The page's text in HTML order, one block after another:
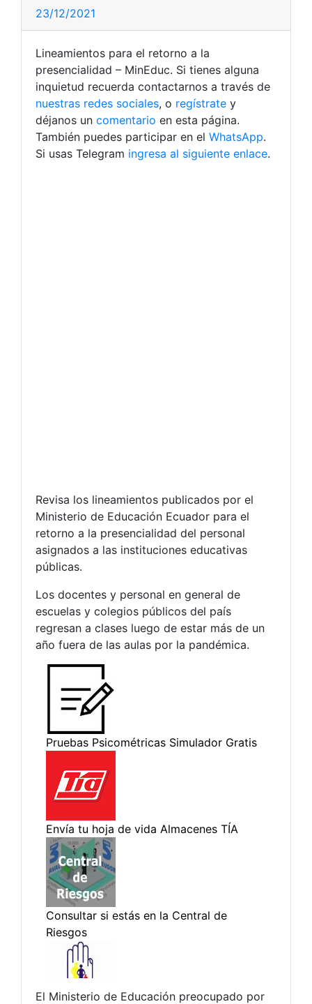
23/12/2021
Lineamientos para el retorno a la
presencialidad – MinEduc. Si tienes alguna
inquietud recuerda contactarnos a través de
nuestras redes sociales, o regístrate y
déjanos un comentario en esta página.
También puedes participar en el WhatsApp.
Si usas Telegram ingresa al siguiente enlace.
Revisa los lineamientos publicados por el
Ministerio de Educación Ecuador para el
retorno a la presencialidad del personal
asignados a las instituciones educativas
públicas.
Los docentes y personal en general de
escuelas y colegios públicos del país
regresan a clases luego de estar más de un
año fuera de las aulas por la pandémica.
El Ministerio de Educación preocupado por